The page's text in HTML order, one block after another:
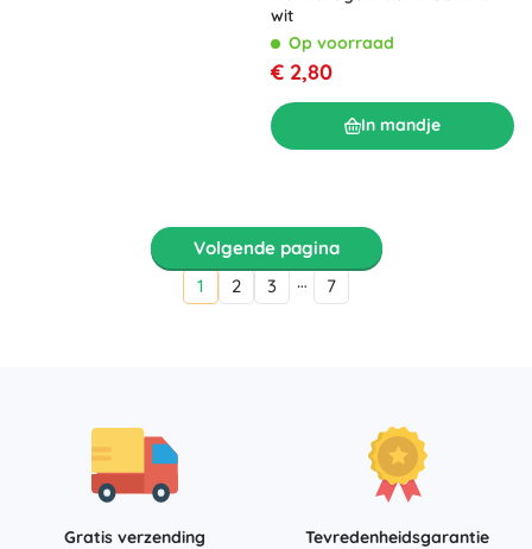
wit
Op voorraad
€ 2,80
In mandje
Volgende pagina
1
2 3 … 7
Gratis verzending
Tevredenheidsgarantie